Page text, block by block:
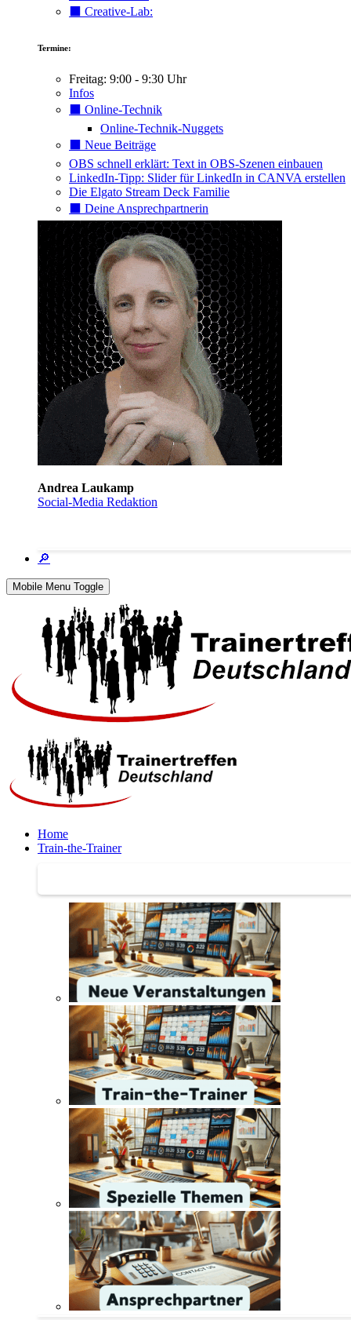
⬛️ Creative-Lab:
Termine:
Freitag: 9:00 - 9:30 Uhr
Infos
⬛️ Online-Technik
Online-Technik-Nuggets
⬛️ Neue Beiträge
OBS schnell erklärt: Text in OBS-Szenen einbauen
LinkedIn-Tipp: Slider für LinkedIn in CANVA erstellen
Die Elgato Stream Deck Familie
⬛️ Deine Ansprechpartnerin
Andrea Laukamp
Social-Media Redaktion
🔎
Mobile Menu Toggle
Home
Train-the-Trainer